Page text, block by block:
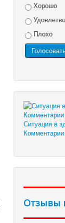
Хорошо
Плохо
Ситуация в
Отзывы